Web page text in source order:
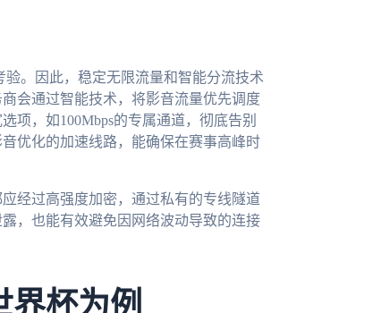
。因此，稳定无限流量和智能分流技术
会通过智能技术，将影音流量优先调度
项，如100Mbps的专属通道，彻底告别
优化的加速线路，能确保在赛事高峰时
经过高强度加密，通过私有的专线隧道
，也能有效避免因网络波动导致的连接
界杯为例